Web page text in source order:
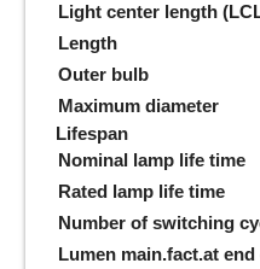
Light center length
Length
Outer bulb
Maximum diameter
Lifespan
Nominal lamp life time
Rated lamp life time
Number of switching
Lumen main.fact.at